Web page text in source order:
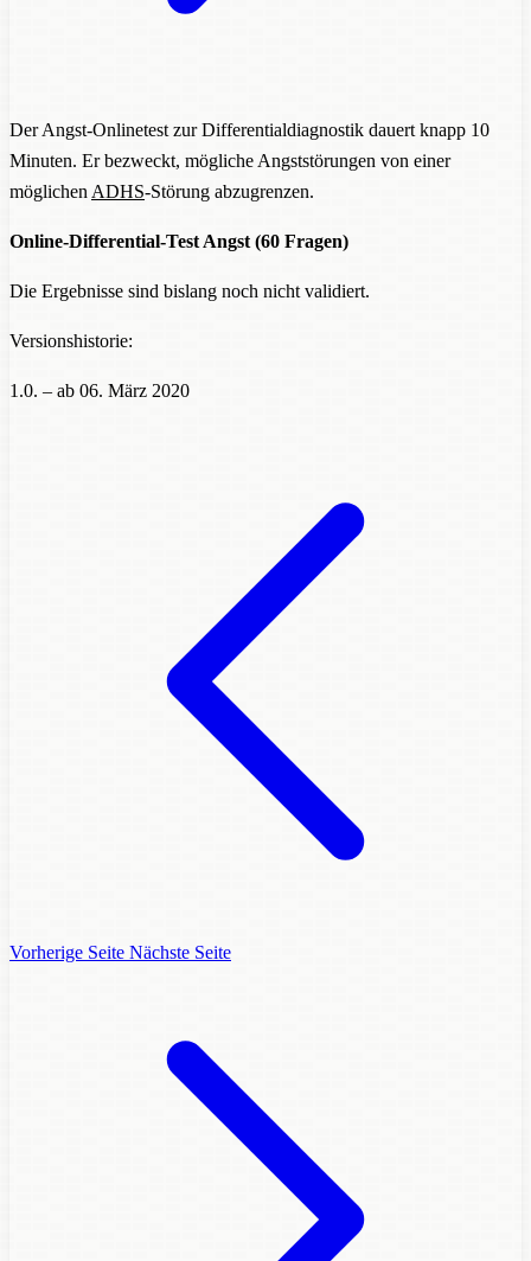
Der Angst-Onlinetest zur Differentialdiagnostik dauert knapp 10
Minuten. Er bezweckt, mögliche Angststörungen von einer
möglichen ADHS-Störung abzugrenzen.
Online-Differential-Test Angst (60 Fragen)
Die Ergebnisse sind bislang noch nicht validiert.
Versionshistorie:
1.0. – ab 06. März 2020
Vorherige Seite Nächste Seite